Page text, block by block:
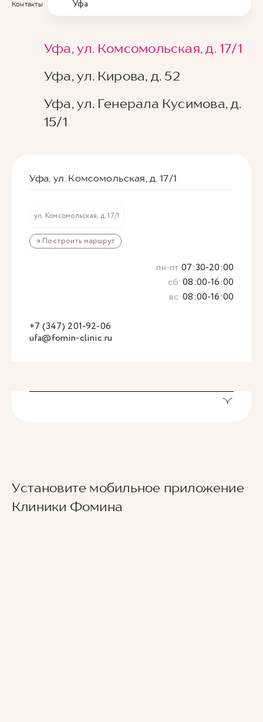
Контакты Уфа
Уфа, ул. Комсомольская, д. 17/1
Уфа, ул. Кирова, д. 52
Уфа, ул. Генерала Кусимова, д.
15/1
Уфа, ул. Комсомольская, д. 17/1
ул. Комсомольская, д. 17/1
→ Построить маршрут
ufa@fomin-clinic.ru
+7 (347) 201-92-06
пн-пт 07:30-20:00
сб 08:00-16:00
вс 08:00-16:00
Установите мобильное приложение
Клиники Фомина